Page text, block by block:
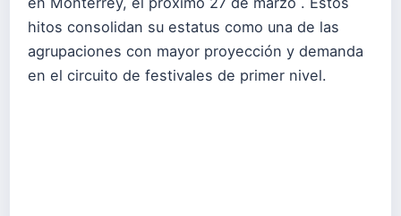
hitos consolidan su estatus como una de las
agrupaciones con mayor proyección y demanda
en el circuito de festivales de primer nivel.